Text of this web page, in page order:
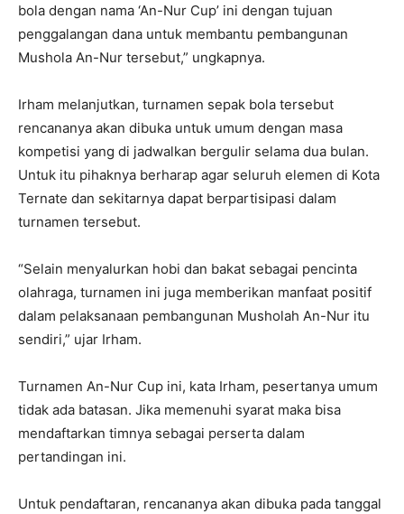
bola dengan nama ‘An-Nur Cup’ ini dengan tujuan
penggalangan dana untuk membantu pembangunan
Mushola An-Nur tersebut,” ungkapnya.
Irham melanjutkan, turnamen sepak bola tersebut
rencananya akan dibuka untuk umum dengan masa
kompetisi yang di jadwalkan bergulir selama dua bulan.
Untuk itu pihaknya berharap agar seluruh elemen di Kota
Ternate dan sekitarnya dapat berpartisipasi dalam
turnamen tersebut.
“Selain menyalurkan hobi dan bakat sebagai pencinta
olahraga, turnamen ini juga memberikan manfaat positif
dalam pelaksanaan pembangunan Musholah An-Nur itu
sendiri,” ujar Irham.
Turnamen An-Nur Cup ini, kata Irham, pesertanya umum
tidak ada batasan. Jika memenuhi syarat maka bisa
mendaftarkan timnya sebagai perserta dalam
pertandingan ini.
Untuk pendaftaran, rencananya akan dibuka pada tanggal